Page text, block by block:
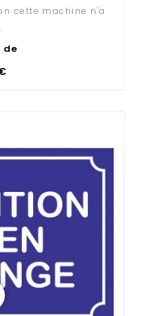
cette machine n'a
de